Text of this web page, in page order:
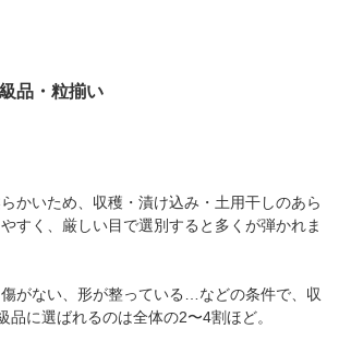
品・粒揃い
かいため、収穫・漬け込み・土用干しのあら
すく、厳しい目で選別すると多くが弾かれま
がない、形が整っている…などの条件で、収
品に選ばれるのは全体の2〜4割ほど。